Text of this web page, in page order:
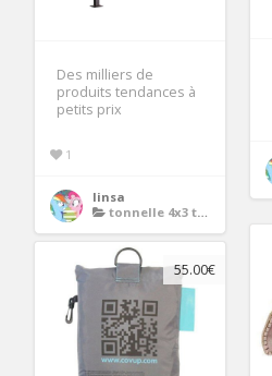
Des milliers de
produits tendances à
petits prix
1
linsa
tonnelle 4x3 toile retractable
55.00€